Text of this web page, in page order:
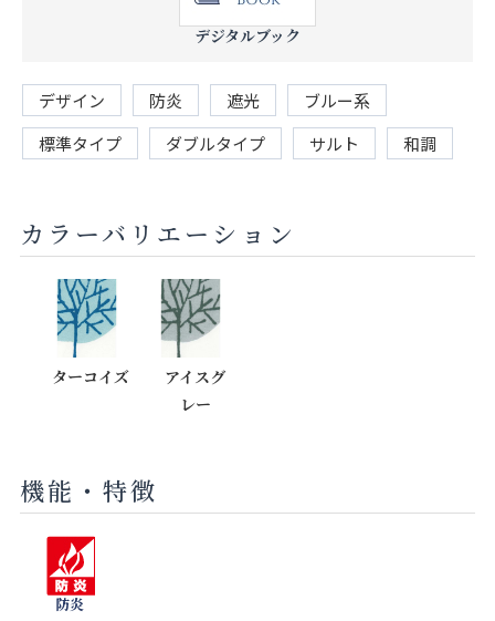
デジタルブック
デザイン 防炎 遮光
ブルー系
標準タイプ
ダブルタイプ サルト 和調
カラーバリエーション
ターコイズ
アイスグ
レー
機能・特徴
防炎